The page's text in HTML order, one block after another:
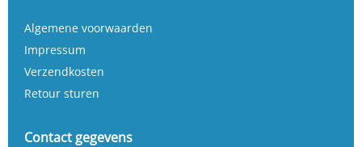
Algemene voorwaarden
Impressum
Verzendkosten
Retour sturen
Contact gegevens